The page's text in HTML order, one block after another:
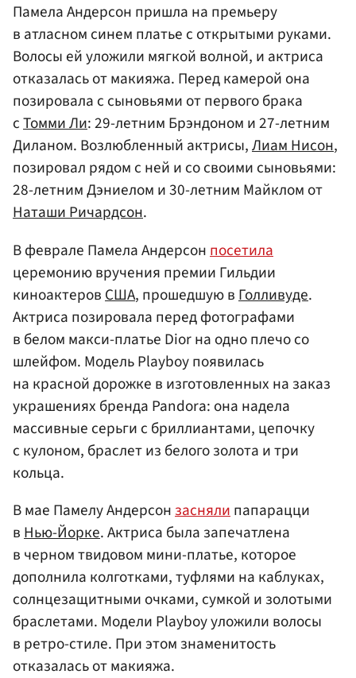
Памела Андерсон пришла на премьеру
в атласном синем платье с открытыми руками.
Волосы ей уложили мягкой волной, и актриса
отказалась от макияжа. Перед камерой она
позировала с сыновьями от первого брака
сТомми Ли: 29-летним Брэндоном и 27-летним
Диланом. Возлюбленный актрисы,Лиам Нисон,
позировал рядом с ней и со своими сыновьями:
28-летним Дэниелом и 30-летним Майклом от
Наташи Ричардсон.
В феврале Памела Андерсон посетила
церемонию вручения премии Гильдии
киноактеров США, прошедшую в Голливуде.
Актриса позировала перед фотографами
в белом макси-платье Dior на одно плечо со
шлейфом. Модель Playboy появилась
на красной дорожке в изготовленных на заказ
украшениях бренда Pandora: она надела
массивные серьги с бриллиантами, цепочку
с кулоном, браслет из белого золота и три
кольца.
В мае Памелу Андерсонзаснялипапарацци
вНью-Йорке. Актриса была запечатлена
в черном твидовом мини-платье, которое
дополнила колготками, туфлями на каблуках,
солнцезащитными очками, сумкой и золотыми
браслетами. Модели Playboy уложили волосы
в ретро-стиле. При этом знаменитость
отказалась от макияжа.